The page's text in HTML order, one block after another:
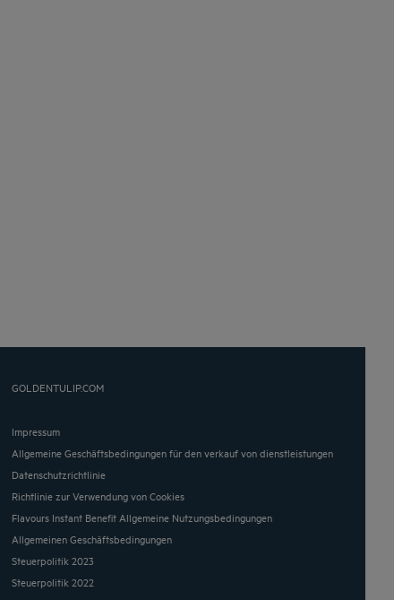
GOLDENTULIP.COM
Impressum
Allgemeine Geschäftsbedingungen für den verkauf von dienstleistungen
Datenschutzrichtlinie
Richtlinie zur Verwendung von Cookies
Flavours Instant Benefit Allgemeine Nutzungsbedingungen
Allgemeinen Geschäftsbedingungen
Steuerpolitik 2023
Steuerpolitik 2022